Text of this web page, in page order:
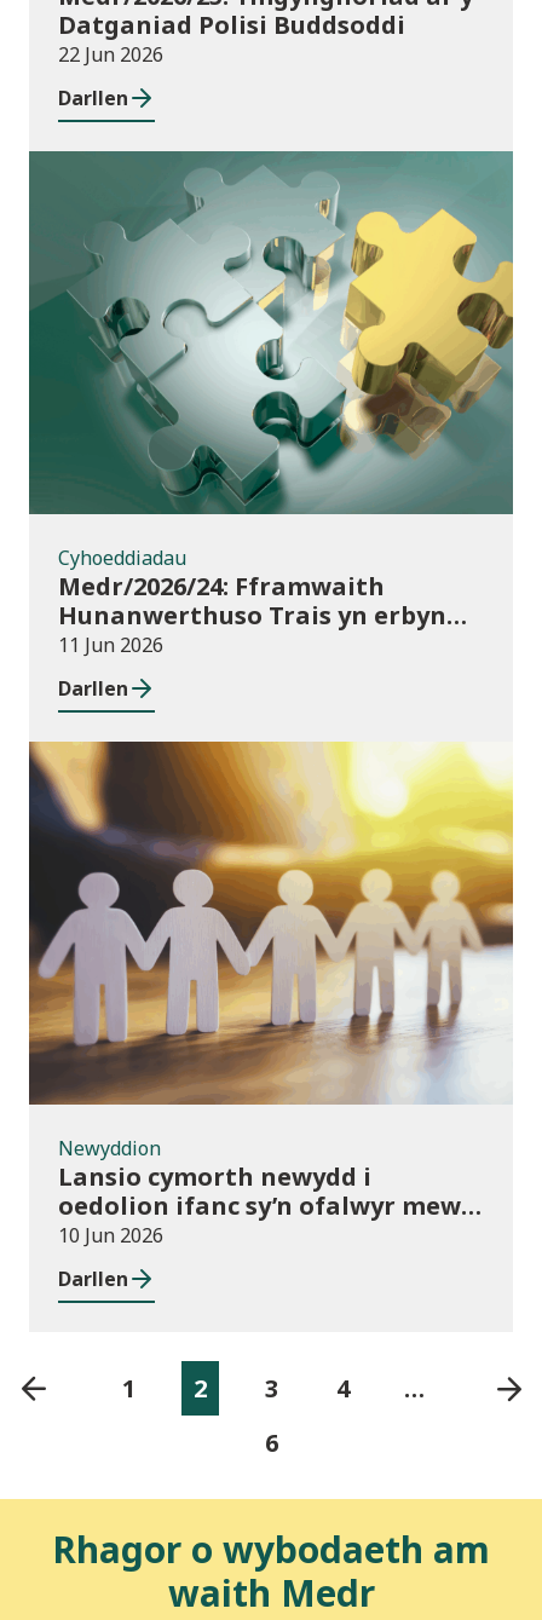
Datganiad Polisi Buddsoddi
22 Jun 2026
Darllen
Cyhoeddiadau
Cyhoeddiadau
Medr/2026/24: Fframwaith
Hunanwerthuso Trais yn erbyn
Menywod, Cam-drin Domestig a
Thrais Rhywiol (VAWDASV) ar
gyfer prifysgolion a darparwyr
11 Jun 2026
Darllen
Newyddion
Newyddion
Lansio cymorth newydd i
oedolion ifanc sy’n ofalwyr mewn
addysg bellach
10 Jun 2026
Darllen
1 2 3 4
…
6
Rhagor o wybodaeth am
waith Medr